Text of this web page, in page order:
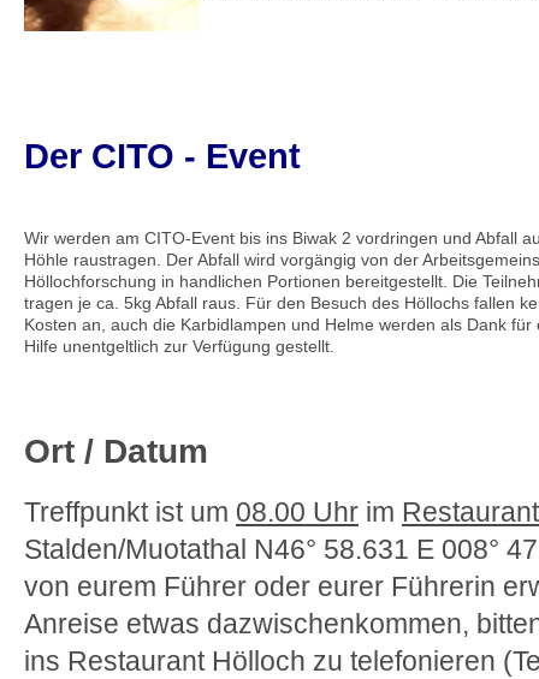
Der CITO - Event
Wir werden am CITO-Event bis ins Biwak 2 vordringen und Abfall
Höhle raustragen. Der Abfall wird vorgängig von der
Höllochforschung in handlichen Portionen bereitgestellt. Die
tragen je ca. 5kg Abfall raus. Für den Besuch des Höllochs fallen
Kosten an, auch die Karbidlampen und Helme werden als Dank für
Hilfe unentgeltlich zur Verfügung gestellt.
Ort / Datum
Treffpunkt ist um 08.00 Uhr im
Stalden/Muotathal N46° 58.631 E 008°
von eurem Führer oder eurer Führerin
Anreise etwas dazwischenkommen,
ins Restaurant Hölloch zu telefonieren